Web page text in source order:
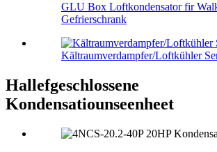
GLU Box Loftkondensator fir
Gefrierschrank
Kältraumverdampfer/Loftkühler
Hallefgeschlossene
Kondensatiounseenheet